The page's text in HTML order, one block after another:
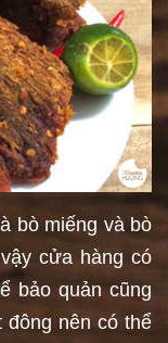
bò miếng và bò
cửa hàng có
bảo quản cũng
nên có thể